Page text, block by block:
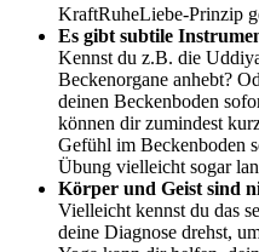
KraftRuheLiebe-Prinzip
Es gibt subtile
Kennst du z.B. die
Beckenorgane anhebt?
deinen Beckenboden
können dir zumindest
Gefühl im Beckenboden
Übung vielleicht sogar
Körper und Geist sind
Vielleicht kennst du das
deine Diagnose drehst,